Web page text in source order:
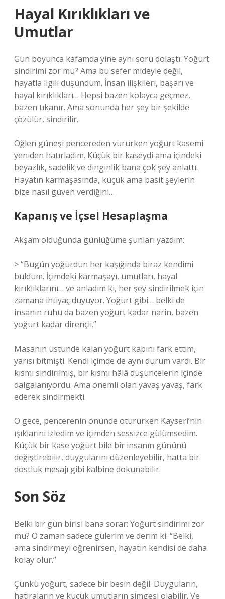
Hayal Kırıklıkları ve
Umutlar
Gün boyunca kafamda yine aynı soru dolaştı: Yoğurt
sindirimi zor mu? Ama bu sefer mideyle değil,
hayatla ilgili düşündüm. İnsan ilişkileri, başarı ve
hayal kırıklıkları… Hepsi bazen kolayca geçmez,
bazen tıkanır. Ama sonunda her şey bir şekilde
çözülür, sindirilir.
Öğlen güneşi pencereden vururken yoğurt kasemi
yeniden hatırladım. Küçük bir kaseydi ama içindeki
beyazlık, sadelik ve dinginlik bana çok şey anlattı.
Hayatın karmaşasında, küçük ama basit şeylerin
bize nasıl güven verdiğini…
Kapanış ve İçsel Hesaplaşma
Akşam olduğunda günlüğüme şunları yazdım:
> “Bugün yoğurdun her kaşığında biraz kendimi
buldum. İçimdeki karmaşayı, umutları, hayal
kırıklıklarını… ve anladım ki, her şey sindirilmek için
zamana ihtiyaç duyuyor. Yoğurt gibi… belki de
insanın ruhu da bazen yoğurt kadar narin, bazen
yoğurt kadar dirençli.”
Masanın üstünde kalan yoğurt kabını fark ettim,
yarısı bitmişti. Kendi içimde de aynı durum vardı. Bir
kısmı sindirilmiş, bir kısmı hâlâ düşüncelerin içinde
dalgalanıyordu. Ama önemli olan yavaş yavaş, fark
ederek sindirmekti.
O gece, pencerenin önünde otururken Kayseri’nin
ışıklarını izledim ve içimden sessizce gülümsedim.
Küçük bir kase yoğurt bile bir insanın gününü
değiştirebilir, duygularını düzenleyebilir, hatta bir
dostluk mesajı gibi kalbine dokunabilir.
Son Söz
Belki bir gün birisi bana sorar: Yoğurt sindirimi zor
mu? O zaman sadece gülerim ve derim ki: “Belki,
ama sindirmeyi öğrenirsen, hayatın kendisi de daha
kolay olur.”
Çünkü yoğurt, sadece bir besin değil. Duyguların,
hatıraların ve küçük umutların simgesi olabilir. Ve